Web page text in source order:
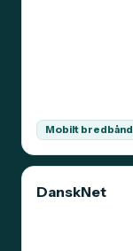
Mobilt bredbånd
DanskNet